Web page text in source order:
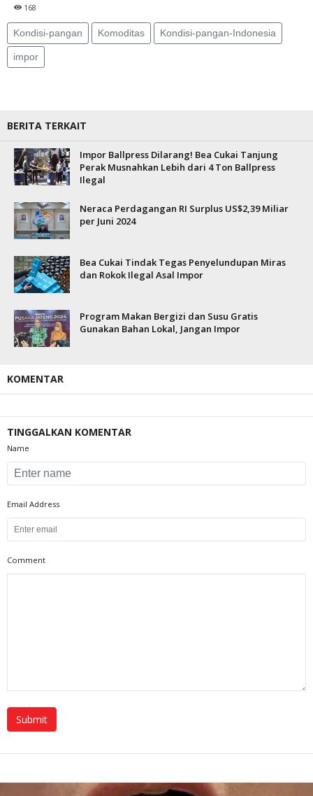
168
Kondisi-pangan Komoditas Kondisi-pangan-Indonesia
impor
BERITA TERKAIT
Impor Ballpress Dilarang! Bea Cukai Tanjung
Perak Musnahkan Lebih dari 4 Ton Ballpress
Ilegal
Neraca Perdagangan RI Surplus US$2,39 Miliar
per Juni 2024
Bea Cukai Tindak Tegas Penyelundupan Miras
dan Rokok Ilegal Asal Impor
Program Makan Bergizi dan Susu Gratis
Gunakan Bahan Lokal, Jangan Impor
KOMENTAR
TINGGALKAN KOMENTAR
Name
Email Address
Comment